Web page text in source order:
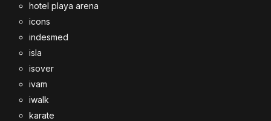
hotel playa arena
icons
indesmed
isla
isover
ivam
iwalk
karate